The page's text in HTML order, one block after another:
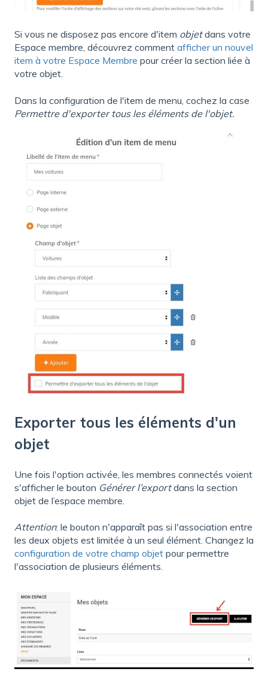
Si vous ne disposez pas encore d'item objetdans votre
Espace membre, découvrez comment afficher un nouvel
item à votre Espace Membre pour créer la section liée à
votre objet.
Dans la configuration de l'item de menu, cochez la case
Permettre d'exporter tous les éléments de l'objet.
Exporter tous les éléments d'un
objet
Une fois l'option activée, les membres connectés voient
s'afficher le bouton Générer l’exportdans la section
objet de l’espace membre.
Attention: le bouton n'apparaît pas si l'association entre
les deux objets est limitée à un seul élément. Changez la
configuration de votre champ objet pour permettre
l'association de plusieurs éléments.